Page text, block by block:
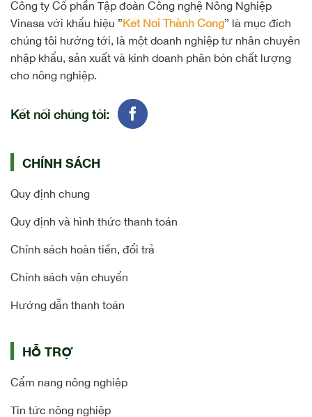
Công ty Cổ phần Tập đoàn Công nghệ Nông Nghiệp
Vinasa với khẩu hiệu ”Kết Nối Thành Công” là mục đích
chúng tôi hướng tới, là một doanh nghiệp tư nhân chuyên
nhập khẩu, sản xuất và kinh doanh phân bón chất lượng
cho nông nghiệp.
Kết nối chúng tôi:
CHÍNH SÁCH
Quy định chung
Quy định và hình thức thanh toán
Chính sách hoàn tiền, đổi trả
Chính sách vận chuyển
Hướng dẫn thanh toán
HỖ TRỢ
Cẩm nang nông nghiệp
Tin tức nông nghiệp